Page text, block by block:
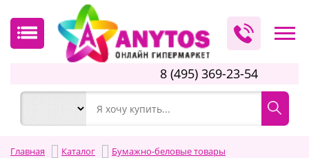
8 (495) 369-23-54
Главная Каталог
Бумажно-беловые товары